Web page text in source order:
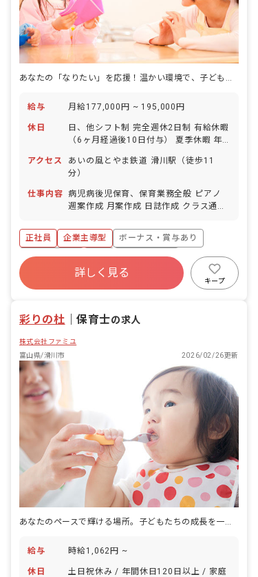
あなたの「なりたい」を応援！温かい環境で、子どもたちの成長を一緒に見守りませんか？
給与 月給177,000円 ~ 195,000円
休日
日、他シフト制 完全週休2日制 有給休暇
（6ヶ月経過後10日付与） 夏季休暇 年
休、育休 ※年間休日120日
アクセス
あいの風とやま鉄道 滑川駅（徒歩11
分）
仕事内容 病児病後児保育、保育業務全般 ピアノ
週案作成 月案作成 日誌作成 クラス通信
正社員
企業主導型
ボーナス・賞与あり
社会保険完備
有給
昇給昇進あり
産休育休制度
車通勤可 乳児保育のみ
詳しく見る
キープ
彩りの杜 ｜保育士の求人
株式会社ファミユ
富山県/滑川市
2026/02/26更新
あなたのペースで輝ける場所。子どもたちの成長を一緒に見守りませんか？
給与 時給1,062円 ~
休日 土日祝休み / 年間休日120日以上 / 家庭